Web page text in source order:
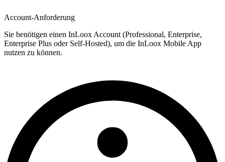
Account-Anforderung
Sie benötigen einen InLoox Account (Professional, Enterprise,
Enterprise Plus oder Self-Hosted), um die InLoox Mobile App
nutzen zu können.